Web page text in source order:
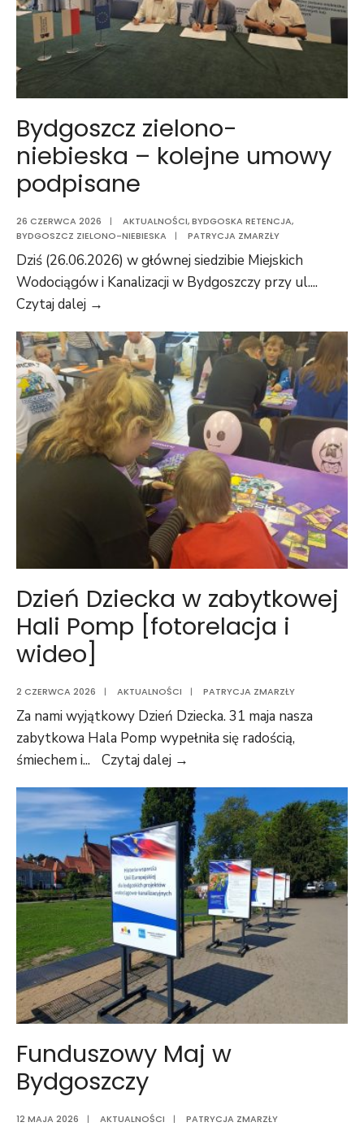
Bydgoszcz zielono-
niebieska – kolejne umowy
podpisane
26 CZERWCA 2026 | AKTUALNOŚCI,BYDGOSKA RETENCJA,
BYDGOSZCZ ZIELONO-NIEBIESKA
| PATRYCJA ZMARZŁY
Dziś (26.06.2026) w głównej siedzibie Miejskich
Wodociągów i Kanalizacji w Bydgoszczy przy ul....
Czytaj dalej →
Dzień Dziecka w zabytkowej
Hali Pomp [fotorelacja i
wideo]
2 CZERWCA 2026 | AKTUALNOŚCI | PATRYCJA ZMARZŁY
Za nami wyjątkowy Dzień Dziecka. 31 maja nasza
zabytkowa Hala Pomp wypełniła się radością,
śmiechem i... Czytaj dalej →
Funduszowy Maj w
Bydgoszczy
12 MAJA 2026 | AKTUALNOŚCI | PATRYCJA ZMARZŁY